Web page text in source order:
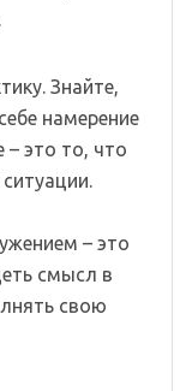
Знайте,
намерение
– это то, что
– это
смысл в
свою